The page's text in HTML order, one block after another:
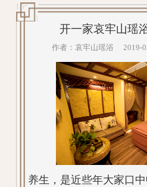
开一家哀牢山瑶
作者：哀牢山瑶浴 2019-
养生，是近些年大家口